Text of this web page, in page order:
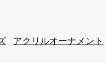
アクリルオーナメント